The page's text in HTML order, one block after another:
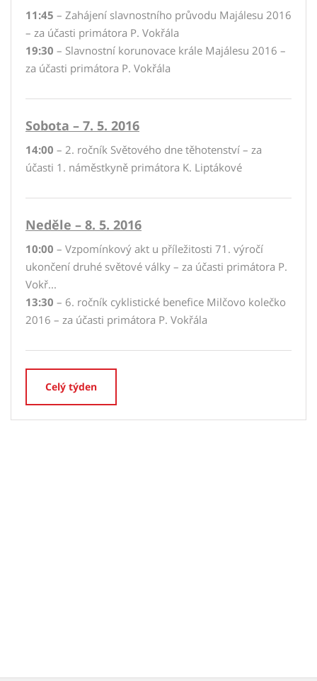
11:45 – Zahájení slavnostního průvodu Majálesu 2016
– za účasti primátora P. Vokřála
19:30 – Slavnostní korunovace krále Majálesu 2016 –
za účasti primátora P. Vokřála
Sobota – 7. 5. 2016
14:00 – 2. ročník Světového dne těhotenství – za
účasti 1. náměstkyně primátora K. Liptákové
Neděle – 8. 5. 2016
10:00 – Vzpomínkový akt u příležitosti 71. výročí
ukončení druhé světové války – za účasti primátora P.
Vokř...
13:30 – 6. ročník cyklistické benefice Milčovo kolečko
2016 – za účasti primátora P. Vokřála
Celý týden